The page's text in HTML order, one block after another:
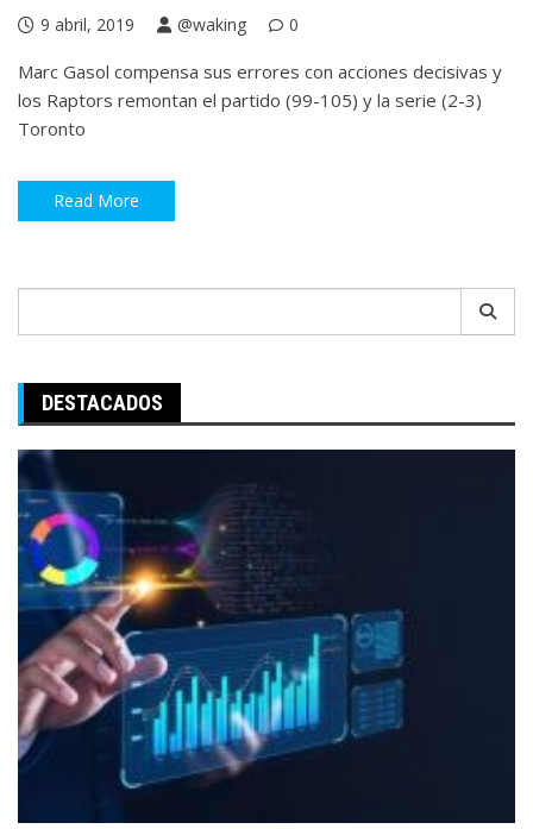
9 abril, 2019 @waking 0
Marc Gasol compensa sus errores con acciones decisivas y
los Raptors remontan el partido (99-105) y la serie (2-3)
Toronto
Read More
for:
DESTACADOS